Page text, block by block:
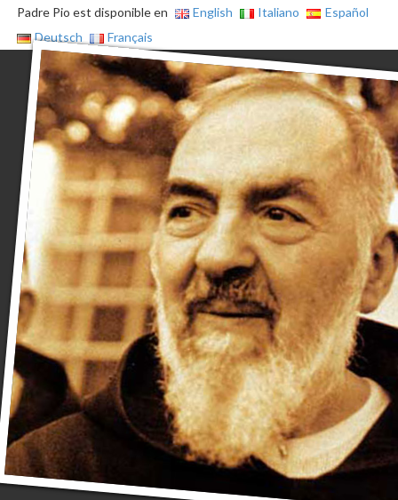
Padre Pio est disponible en English Italiano
Español
Deutsch
Français